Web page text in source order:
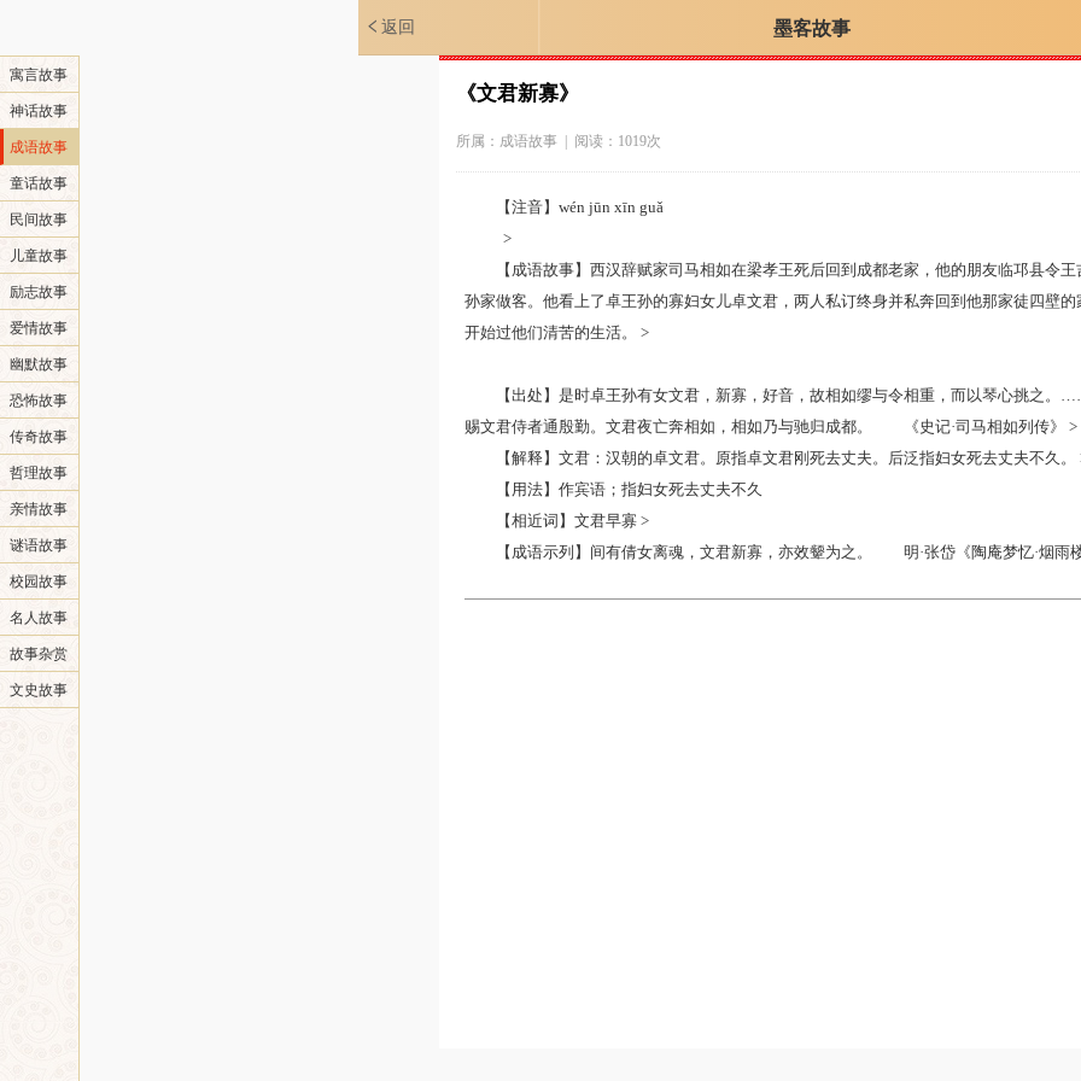
返回 墨客故事
寓言故事
神话故事
成语故事
童话故事
民间故事
儿童故事
励志故事
爱情故事
幽默故事
恐怖故事
传奇故事
哲理故事
亲情故事
谜语故事
校园故事
名人故事
故事杂赏
文史故事
《文君新寡》
所属： 成语故事| 阅读：1019次
【注音】wén jūn xīn guǎ
>
【成语故事】西汉辞赋家司马相如在梁孝王死后回到成都老家，他的朋友临邛县令
孙家做客。他看上了卓王孙的寡妇女儿卓文君，两人私订终身并私奔回到他那家徒四壁
开始过他们清苦的生活。 >
【出处】是时卓王孙有女文君，新寡，好音，故相如缪与令相重，而以琴心挑之。
赐文君侍者通殷勤。文君夜亡奔相如，相如乃与驰归成都。 《史记·司马相如列传》 >
【解释】文君：汉朝的卓文君。原指卓文君刚死去丈夫。后泛指妇女死去丈夫不久。
【用法】作宾语；指妇女死去丈夫不久
【相近词】文君早寡 >
【成语示列】间有倩女离魂，文君新寡，亦效颦为之。 明·张岱《陶庵梦忆·烟雨